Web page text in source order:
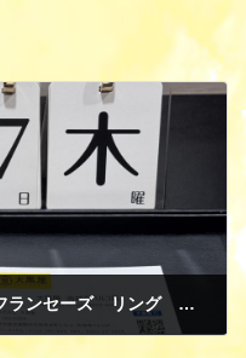
CARTIER カルティエ タンクフランセーズ リング 指輪 K18ホワイトゴールド 貴金属 ジュエリー 買取